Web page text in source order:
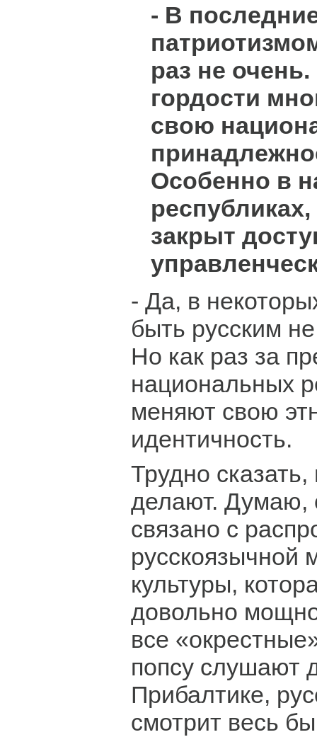
- В
раз не
гордости
свою
Особенно в
закрыт
- Да, в
быть русским
Но как раз за
национальных
меняют свою
идентичность.
Трудно
делают. Думаю,
связано с
русскоязычной
культуры,
довольно
все
попсу слушают
Прибалтике,
смотрит весь